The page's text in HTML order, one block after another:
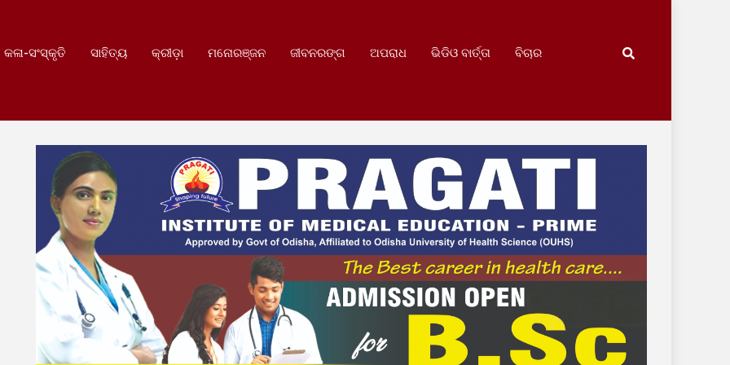
କଳା-ସଂସ୍କୃତି ସାହିତ୍ୟ କ୍ରୀଡ଼ା ମନୋରଞ୍ଜନ ଜୀବନରଙ୍ଗ ଅପରାଧ ଭିଡିଓ ବାର୍ତ୍ତା ବିଚାର